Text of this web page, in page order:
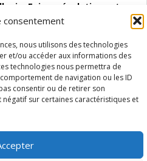
consentement
nous utilisons des technologies
et/ou accéder aux informations des
technologies nous permettra de
de navigation ou les ID
consentir ou de retirer son
sur certaines caractéristiques et
Enjeux, évolutions et
d’emploi (SAACE)
:quels indicateurs